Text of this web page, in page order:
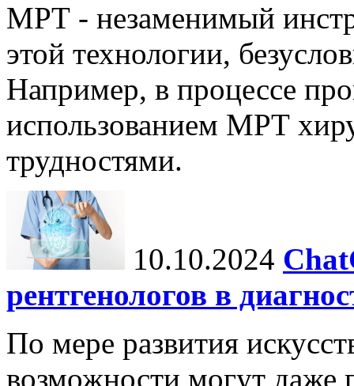
МРТ - незаменимый
этой технологии,
Например, в процессе
использованием МРТ
трудностями.
10.10.2024
рентгенологов в
По мере развития
возможности могут даже